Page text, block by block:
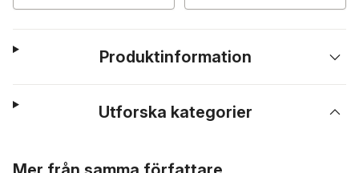
Produktinformation
Utforska kategorier